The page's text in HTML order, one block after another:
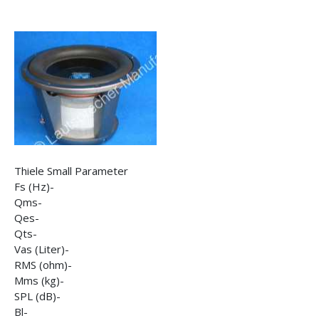
Thiele Small Parameter
Fs (Hz)-
Qms-
Qes-
Qts-
Vas (Liter)-
RMS (ohm)-
Mms (kg)-
SPL (dB)-
Bl-